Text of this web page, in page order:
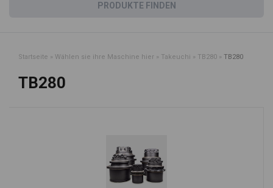
PRODUKTE FINDEN
Startseite » Wählen sie ihre Maschine hier » Takeuchi » TB280 » TB280
TB280